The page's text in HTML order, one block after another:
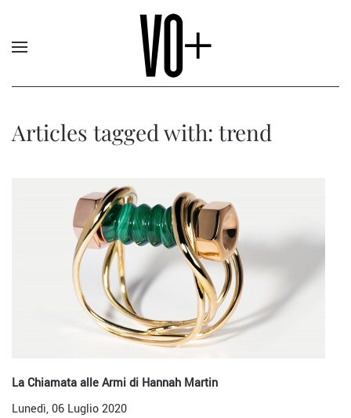
Articles tagged with: trend
La Chiamata alle Armi di Hannah Martin
Lunedì, 06 Luglio 2020